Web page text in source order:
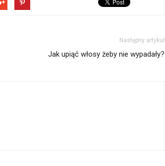
Następny artykuł
Jak upiąć włosy żeby nie wypadały?